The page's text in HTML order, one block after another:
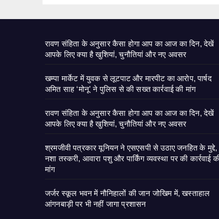
रावण संहिता के अनुसार कैसा होगा आप का आज का दिन, देखें
आपके लिए क्या है खुशियां, चुनौतियां और नए अवसर
खम्पा मार्केट में युवक से लूटपाट और मारपीट का आरोप, पार्षद
अमित साह ‘मोनू’ ने पुलिस से की सख्त कार्रवाई की मांग
रावण संहिता के अनुसार कैसा होगा आप का आज का दिन, देखें
आपके लिए क्या है खुशियां, चुनौतियां और नए अवसर
श्रमजीवी पत्रकार यूनियन ने एसएसपी से उठाए जनहित के मुद्दे,
नशा तस्करी, आवारा पशु और पार्किंग व्यवस्था पर की कार्रवाई
मांग
जर्जर स्कूल भवन में नौनिहालों की जान जोखिम में, खस्ताहाल
आंगनबाड़ी पर भी नहीं जागा प्रशासन